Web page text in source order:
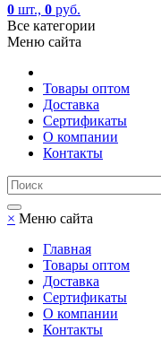
0 шт., 0 руб.
Все категории
Меню сайта
Товары оптом
Доставка
Сертификаты
О компании
Контакты
× Меню сайта
Главная
Товары оптом
Доставка
Сертификаты
О компании
Контакты